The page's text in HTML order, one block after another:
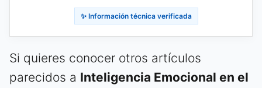
✨ Información técnica verificada
Si quieres conocer otros artículos
parecidos a Inteligencia Emocional en el